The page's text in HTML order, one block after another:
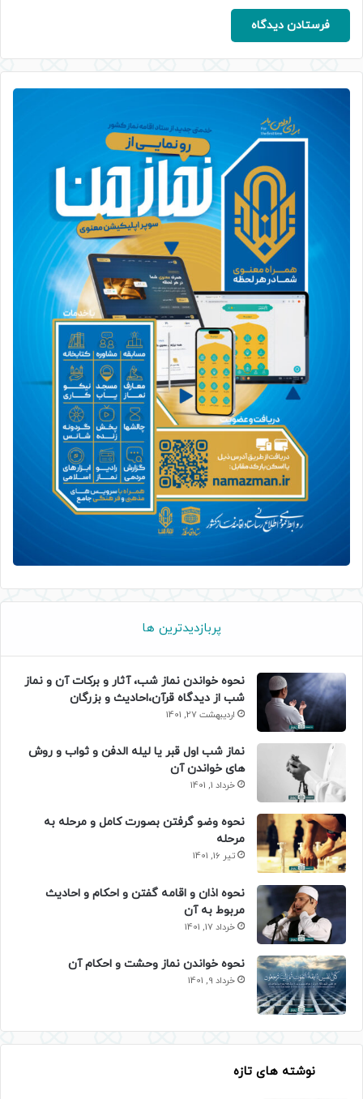
پربازدیدترین ها
نحوه خواندن نماز شب، آثار و برکات آن و نماز
شب از دیدگاه قرآن،احادیث و بزرگان
اردیبهشت 27, 1401
نماز شب اول قبر یا لیله الدفن و ثواب و روش
های خواندن آن
خرداد 1, 1401
نحوه وضو گرفتن بصورت کامل و مرحله به
مرحله
تیر 16, 1401
نحوه اذان و اقامه گفتن و احکام و احادیث
مربوط به آن
خرداد 17, 1401
نحوه خواندن نماز وحشت و احکام آن
خرداد 9, 1401
نوشته های تازه